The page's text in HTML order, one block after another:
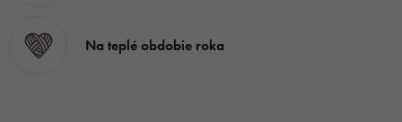
Na teplé obdobie roka